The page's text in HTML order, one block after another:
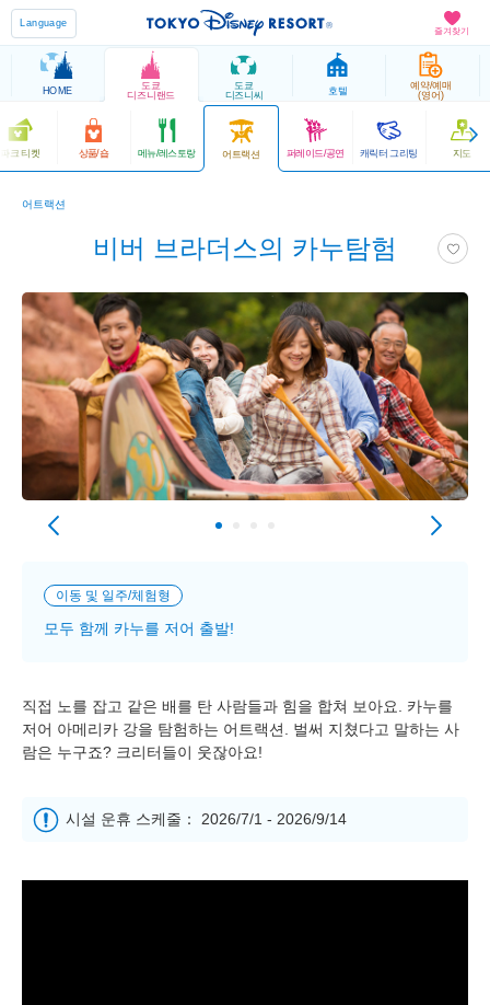
즐겨찾기
Language
HOME
도쿄
디즈니랜드
도쿄
디즈니씨
호텔
예약/예매
(영어)
파크 티켓 상품/숍 메뉴/레스토랑 어트랙션 퍼레이드/공연 캐릭터 그리팅 지도
어트랙션
비버 브라더스의 카누탐험
이동 및 일주/체험형
모두 함께 카누를 저어 출발!
직접 노를 잡고 같은 배를 탄 사람들과 힘을 합쳐 보아요. 카누를
저어 아메리카 강을 탐험하는 어트랙션. 벌써 지쳤다고 말하는 사
람은 누구죠? 크리터들이 웃잖아요!
시설 운휴 스케줄： 2026/7/1 - 2026/9/14